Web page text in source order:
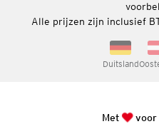
Alle prijzen zijn inclusief
Duitsland
Met voor